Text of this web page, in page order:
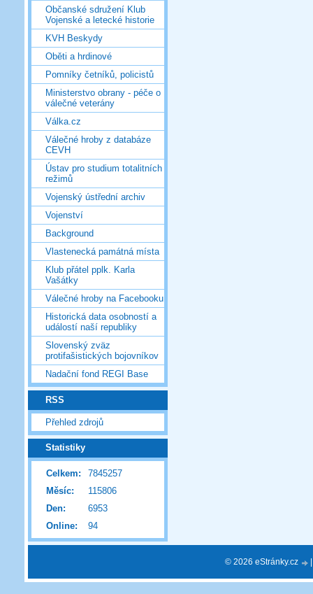
Občanské sdružení Klub
Vojenské a letecké historie
KVH Beskydy
Oběti a hrdinové
Pomníky četníků, policistů
Ministerstvo obrany - péče o
válečné veterány
Válka.cz
Válečné hroby z databáze
CEVH
Ústav pro studium totalitních
režimů
Vojenský ústřední archiv
Vojenství
Background
Vlastenecká památná místa
Klub přátel pplk. Karla
Vašátky
Válečné hroby na Facebooku
Historická data osobností a
událostí naší republiky
Slovenský zväz
protifašistických bojovníkov
Nadační fond REGI Base
RSS
Přehled zdrojů
Statistiky
Online: 94
Celkem:
7845257
Měsíc:
115806
Den:
6953
© 2026 eStránky.cz